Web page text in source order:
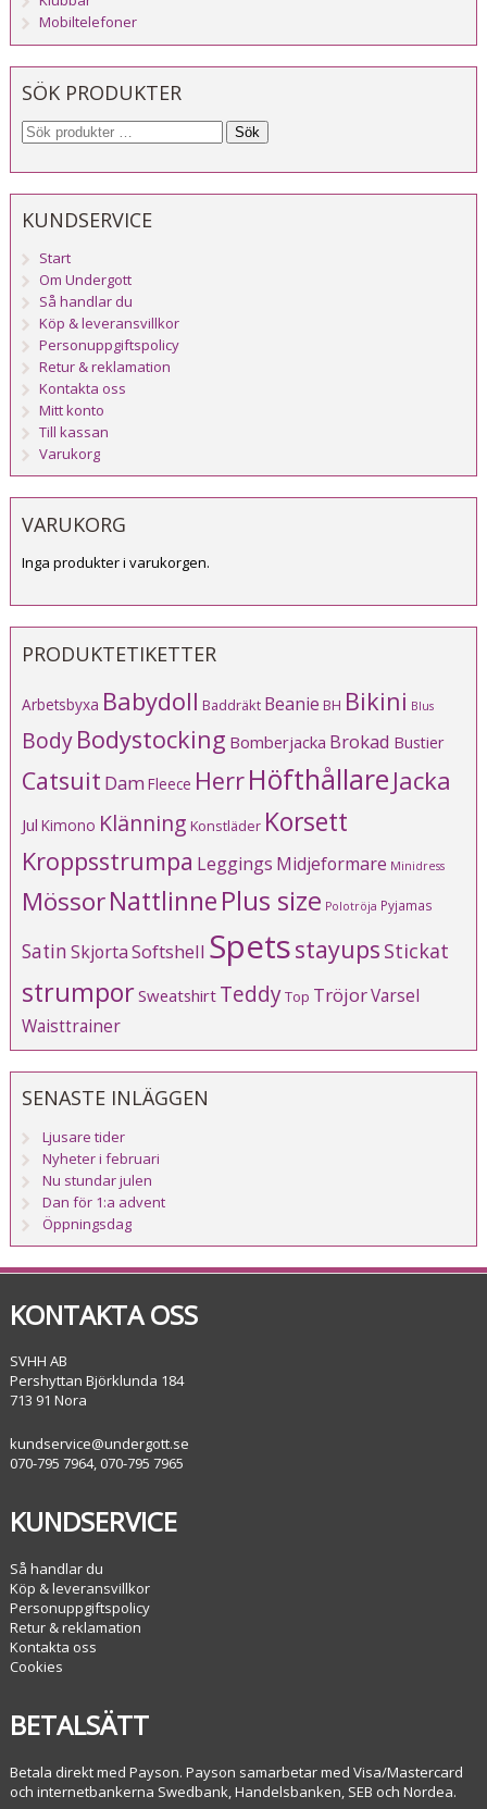
Mobiltelefoner
SÖK PRODUKTER
Sök
KUNDSERVICE
Start
Om Undergott
Så handlar du
Köp & leveransvillkor
Personuppgiftspolicy
Retur & reklamation
Kontakta oss
Mitt konto
Till kassan
Varukorg
VARUKORG
Inga produkter i varukorgen.
PRODUKTETIKETTER
Arbetsbyxa Babydoll Baddräkt Beanie BH Bikini Blus
BodyBodystocking Bomberjacka Brokad Bustier
Catsuit Dam Fleece HerrHöfthållare Jacka
Jul Kimono Klänning Konstläder Korsett
Kroppsstrumpa Leggings Midjeformare Minidress
MössorNattlinnePlus size Polotröja Pyjamas
SatinSkjortaSoftshell Spetsstayups Stickat
strumporSweatshirt TeddyTop TröjorVarsel
Waisttrainer
SENASTE INLÄGGEN
Ljusare tider
Nyheter i februari
Nu stundar julen
Dan för 1:a advent
Öppningsdag
KONTAKTA OSS
SVHH AB
Pershyttan Björklunda 184
713 91 Nora
kundservice@undergott.se
070-795 7964, 070-795 7965
KUNDSERVICE
Så handlar du
Köp & leveransvillkor
Personuppgiftspolicy
Retur & reklamation
Kontakta oss
Cookies
BETALSÄTT
Betala direkt med Payson. Payson samarbetar med Visa/Mastercard
och internetbankerna Swedbank, Handelsbanken, SEB och Nordea.